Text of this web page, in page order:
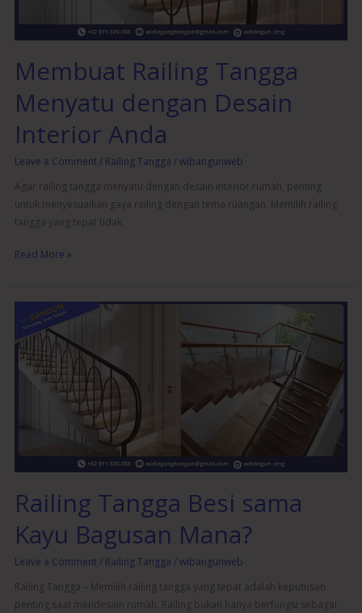
Membuat Railing Tangga
Menyatu dengan Desain
Interior Anda
Leave a Comment / Railing Tangga /wibangunweb
Agar railing tangga menyatu dengan desain interior rumah, penting
untuk menyesuaikan gaya railing dengan tema ruangan. Memilih railing
tangga yang tepat tidak
Read More »
Railing Tangga Besi sama
Kayu Bagusan Mana?
Leave a Comment / Railing Tangga /wibangunweb
Railing Tangga – Memilih railing tangga yang tepat adalah keputusan
penting saat mendesain rumah. Railing bukan hanya berfungsi sebagai
Railing
Tangga
Besi
sama